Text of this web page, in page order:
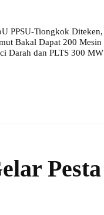
PPSU-Tiongkok Diteken,
Bakal Dapat 200 Mesin
Darah dan PLTS 300 MW
Pesta